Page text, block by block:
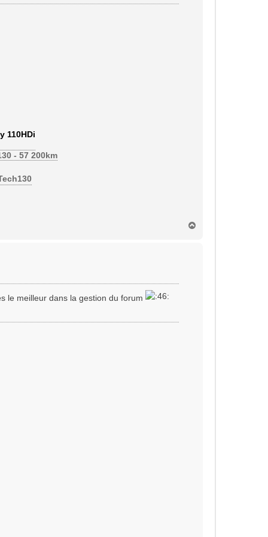
110HDi
- 57 200km
le meilleur dans la gestion du forum